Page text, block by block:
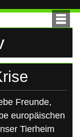
Freunde,
europäischen
Tierheim